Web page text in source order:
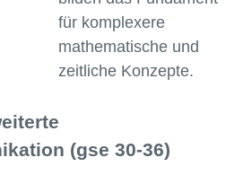
für komplexere
mathematische und
zeitliche Konzepte.
(gse 30-36)